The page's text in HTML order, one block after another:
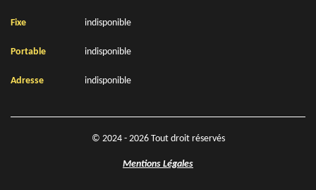
Fixe indisponible
Portable indisponible
Adresse indisponible
© 2024 - 2026 Tout droit réservés
Mentions Légales